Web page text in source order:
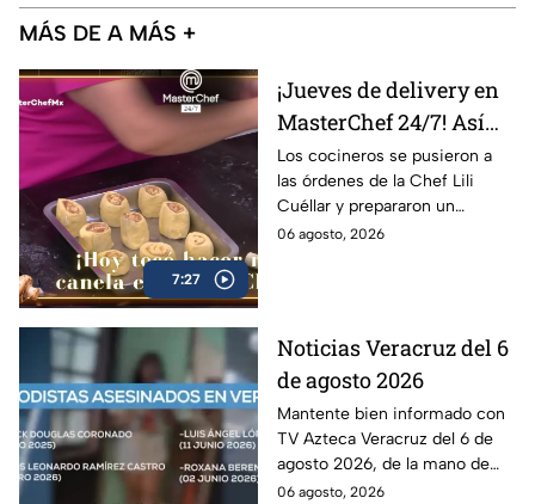
MÁS DE A MÁS +
7:27
¡Jueves de delivery en
MasterChef 24/7! Así
arrancó el reto de roles
de canela para la
fundación Techo
(VIDEO)
Los cocineros se pusieron a
las órdenes de la Chef Lili
Cuéllar y prepararon un
delicioso postre... ¡con tocino!
06 agosto, 2026
Noticias Veracruz del 6
de agosto 2026
Mantente bien informado con
TV Azteca Veracruz del 6 de
agosto 2026, de la mano de
Berenice Girón y Gerson
06 agosto, 2026